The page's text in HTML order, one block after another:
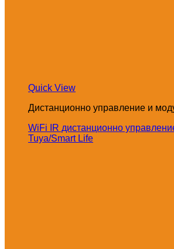
Quick View
Дистанционно управление и
WiFi IR дистанционно
Tuya/Smart Life